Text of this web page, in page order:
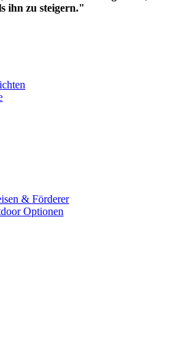
ihn zu steigern."
& Förderer
Optionen